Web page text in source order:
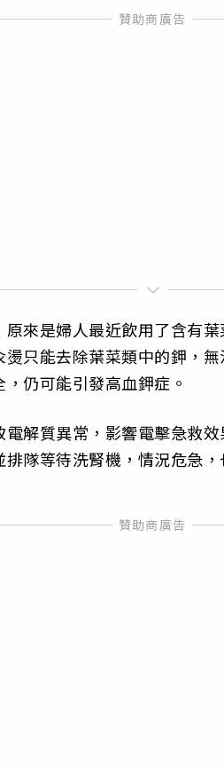
來是婦人最近飲用了含有
只能去除葉菜類中的鉀，
仍可能引發高血鉀症。
解質異常，影響電擊急救
隊等待洗腎機，情況危急